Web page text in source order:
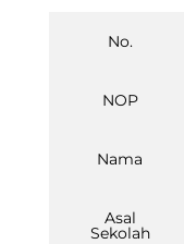
No.
NOP
Nama
Asal
Sekolah